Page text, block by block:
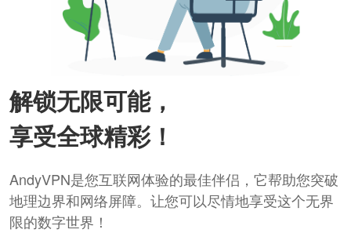
解锁无限可能，
享受全球精彩！
AndyVPN是您互联网体验的最佳伴侣，它帮助您突破
地理边界和网络屏障。让您可以尽情地享受这个无界
限的数字世界！